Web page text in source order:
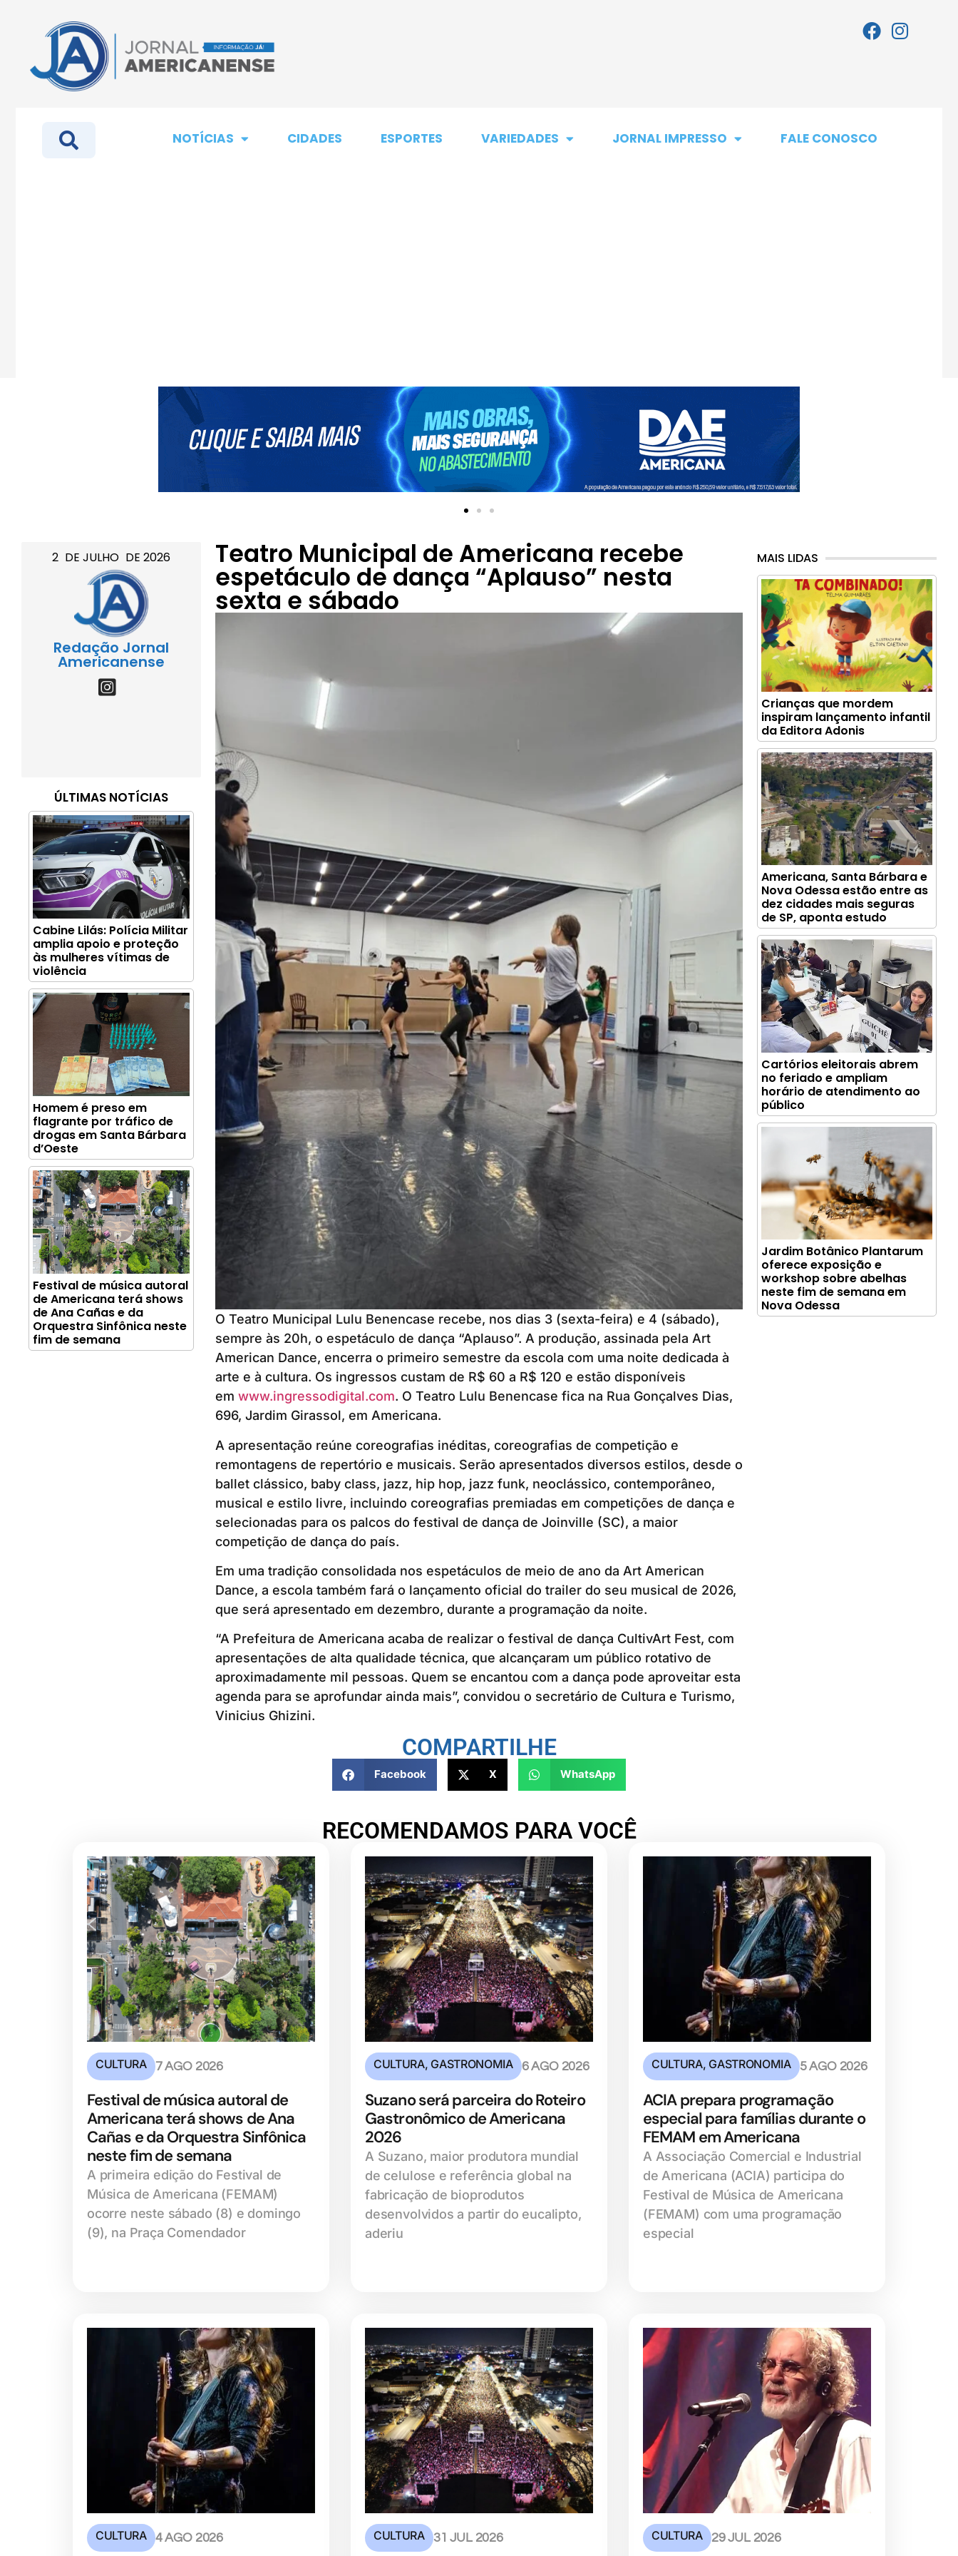
NOTÍCIAS CIDADES ESPORTES VARIEDADES JORNAL IMPRESSO FALE CONOSCO
2 DE JULHO DE 2026
Redação Jornal
Americanense
ÚLTIMAS NOTÍCIAS
Cabine Lilás: Polícia Militar
amplia apoio e proteção
às mulheres vítimas de
violência
Homem é preso em
flagrante por tráfico de
drogas em Santa Bárbara
d’Oeste
Festival de música autoral
de Americana terá shows
de Ana Cañas e da
Orquestra Sinfônica neste
fim de semana
Teatro Municipal de Americana recebe
espetáculo de dança “Aplauso” nesta
sexta e sábado
O Teatro Municipal Lulu Benencase recebe, nos dias 3 (sexta-feira) e 4 (sábado),
sempre às 20h, o espetáculo de dança “Aplauso”. A produção, assinada pela Art
American Dance, encerra o primeiro semestre da escola com uma noite dedicada à
arte e à cultura. Os ingressos custam de R$ 60 a R$ 120 e estão disponíveis
em www.ingressodigital.com. O Teatro Lulu Benencase fica na Rua Gonçalves Dias,
696, Jardim Girassol, em Americana.
A apresentação reúne coreografias inéditas, coreografias de competição e
remontagens de repertório e musicais. Serão apresentados diversos estilos, desde o
ballet clássico, baby class, jazz, hip hop, jazz funk, neoclássico, contemporâneo,
musical e estilo livre, incluindo coreografias premiadas em competições de dança e
selecionadas para os palcos do festival de dança de Joinville (SC), a maior
competição de dança do país.
Em uma tradição consolidada nos espetáculos de meio de ano da Art American
Dance, a escola também fará o lançamento oficial do trailer do seu musical de 2026,
que será apresentado em dezembro, durante a programação da noite.
“A Prefeitura de Americana acaba de realizar o festival de dança CultivArt Fest, com
apresentações de alta qualidade técnica, que alcançaram um público rotativo de
aproximadamente mil pessoas. Quem se encantou com a dança pode aproveitar esta
agenda para se aprofundar ainda mais”, convidou o secretário de Cultura e Turismo,
Vinicius Ghizini.
COMPARTILHE
Facebook X WhatsApp
MAIS LIDAS
Crianças que mordem
inspiram lançamento infantil
da Editora Adonis
Americana, Santa Bárbara e
Nova Odessa estão entre as
dez cidades mais seguras
de SP, aponta estudo
Cartórios eleitorais abrem
no feriado e ampliam
horário de atendimento ao
público
Jardim Botânico Plantarum
oferece exposição e
workshop sobre abelhas
neste fim de semana em
Nova Odessa
RECOMENDAMOS PARA VOCÊ
CULTURA 7 AGO 2026
Festival de música autoral de
Americana terá shows de Ana
Cañas e da Orquestra Sinfônica
neste fim de semana
A primeira edição do Festival de
Música de Americana (FEMAM)
ocorre neste sábado (8) e domingo
(9), na Praça Comendador
CULTURA, GASTRONOMIA 6 AGO 2026
Suzano será parceira do Roteiro
Gastronômico de Americana
2026
A Suzano, maior produtora mundial
de celulose e referência global na
fabricação de bioprodutos
desenvolvidos a partir do eucalipto,
aderiu
CULTURA, GASTRONOMIA 5 AGO 2026
ACIA prepara programação
especial para famílias durante o
FEMAM em Americana
A Associação Comercial e Industrial
de Americana (ACIA) participa do
Festival de Música de Americana
(FEMAM) com uma programação
especial
CULTURA 4 AGO 2026 CULTURA 31 JUL 2026 CULTURA 29 JUL 2026